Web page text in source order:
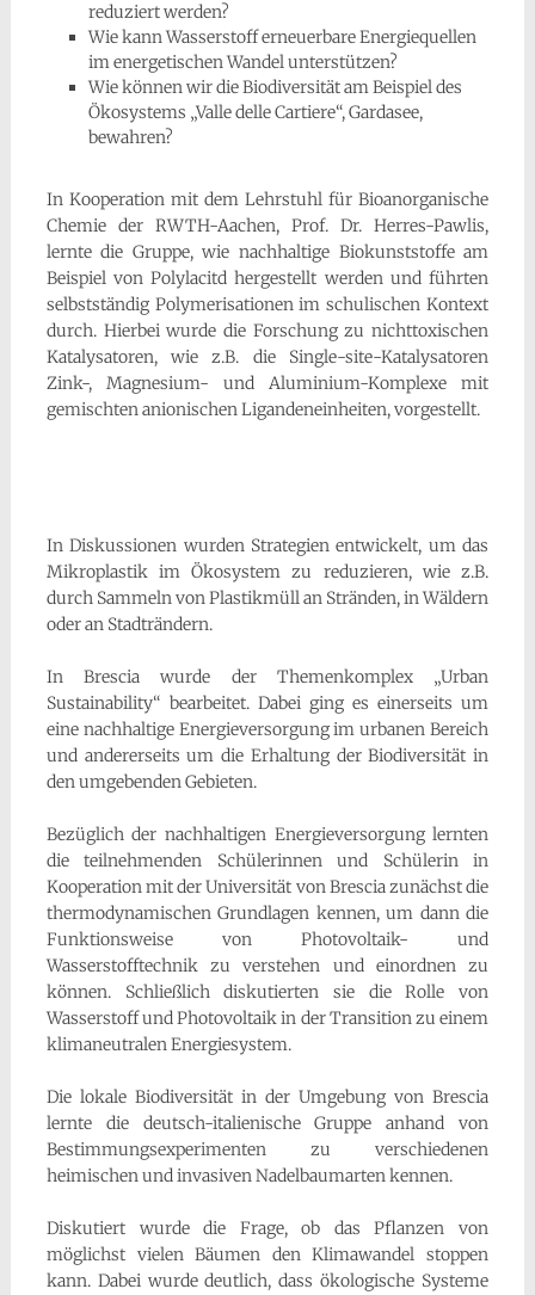
reduziert werden?
Wie kann Wasserstoff erneuerbare Energiequellen
im energetischen Wandel unterstützen?
Wie können wir die Biodiversität am Beispiel des
Ökosystems „Valle delle Cartiere“, Gardasee,
bewahren?
In Kooperation mit dem Lehrstuhl für Bioanorganische
Chemie der RWTH-Aachen, Prof. Dr. Herres-Pawlis,
lernte die Gruppe, wie nachhaltige Biokunststoffe am
Beispiel von Polylacitd hergestellt werden und führten
selbstständig Polymerisationen im schulischen Kontext
durch. Hierbei wurde die Forschung zu nichttoxischen
Katalysatoren, wie z.B. die Single-site-Katalysatoren
Zink-, Magnesium- und Aluminium-Komplexe mit
gemischten anionischen Ligandeneinheiten, vorgestellt.
In Diskussionen wurden Strategien entwickelt, um das
Mikroplastik im Ökosystem zu reduzieren, wie z.B.
durch Sammeln von Plastikmüll an Stränden, in Wäldern
oder an Stadträndern.
In Brescia wurde der Themenkomplex „Urban
Sustainability“ bearbeitet. Dabei ging es einerseits um
eine nachhaltige Energieversorgung im urbanen Bereich
und andererseits um die Erhaltung der Biodiversität in
den umgebenden Gebieten.
Bezüglich der nachhaltigen Energieversorgung lernten
die teilnehmenden Schülerinnen und Schülerin in
Kooperation mit der Universität von Brescia zunächst die
thermodynamischen Grundlagen kennen, um dann die
Funktionsweise von Photovoltaik- und
Wasserstofftechnik zu verstehen und einordnen zu
können. Schließlich diskutierten sie die Rolle von
Wasserstoff und Photovoltaik in der Transition zu einem
klimaneutralen Energiesystem.
Die lokale Biodiversität in der Umgebung von Brescia
lernte die deutsch-italienische Gruppe anhand von
Bestimmungsexperimenten zu verschiedenen
heimischen und invasiven Nadelbaumarten kennen.
Diskutiert wurde die Frage, ob das Pflanzen von
möglichst vielen Bäumen den Klimawandel stoppen
kann. Dabei wurde deutlich, dass ökologische Systeme